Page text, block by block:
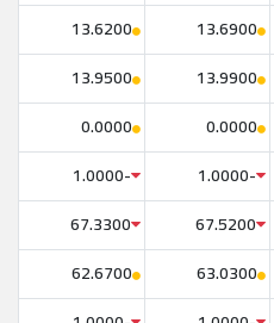
13.6900
13.6200
13.9900
13.9500
0.0000
0.0000
-1.0000
-1.0000
67.5200
67.3300
63.0300
62.6700